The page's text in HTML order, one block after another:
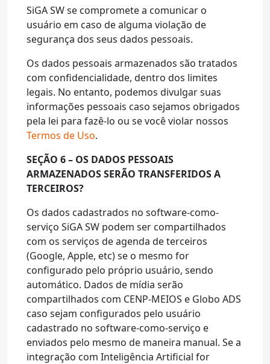
SiGA SW se compromete a comunicar o
usuário em caso de alguma violação de
segurança dos seus dados pessoais.
Os dados pessoais armazenados são tratados
com confidencialidade, dentro dos limites
legais. No entanto, podemos divulgar suas
informações pessoais caso sejamos obrigados
pela lei para fazê-lo ou se você violar nossos
Termos de Uso.
SEÇÃO 6 – OS DADOS PESSOAIS
ARMAZENADOS SERÃO TRANSFERIDOS A
TERCEIROS?
Os dados cadastrados no software-como-
serviço SiGA SW podem ser compartilhados
com os serviços de agenda de terceiros
(Google, Apple, etc) se o mesmo for
configurado pelo próprio usuário, sendo
automático. Dados de mídia serão
compartilhados com CENP-MEIOS e Globo ADS
caso sejam configurados pelo usuário
cadastrado no software-como-serviço e
enviados pelo mesmo de maneira manual. Se a
integração com Inteligência Artificial for